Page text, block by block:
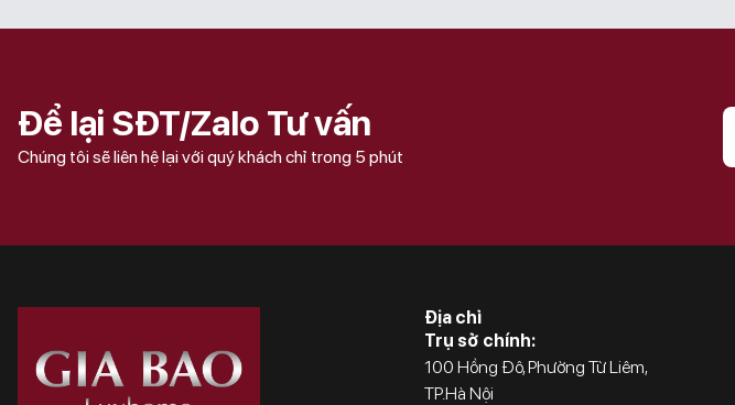
Để lại SĐT/Zalo Tư vấn
Chúng tôi sẽ liên hệ lại với quý khách chỉ trong 5 phút
Địa chỉ
Trụ sở chính:
100 Hồng Đô, Phường Từ Liêm,
TP.Hà Nội